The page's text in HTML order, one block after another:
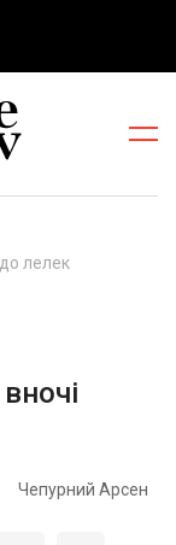
лелек
Чепурний Арсен